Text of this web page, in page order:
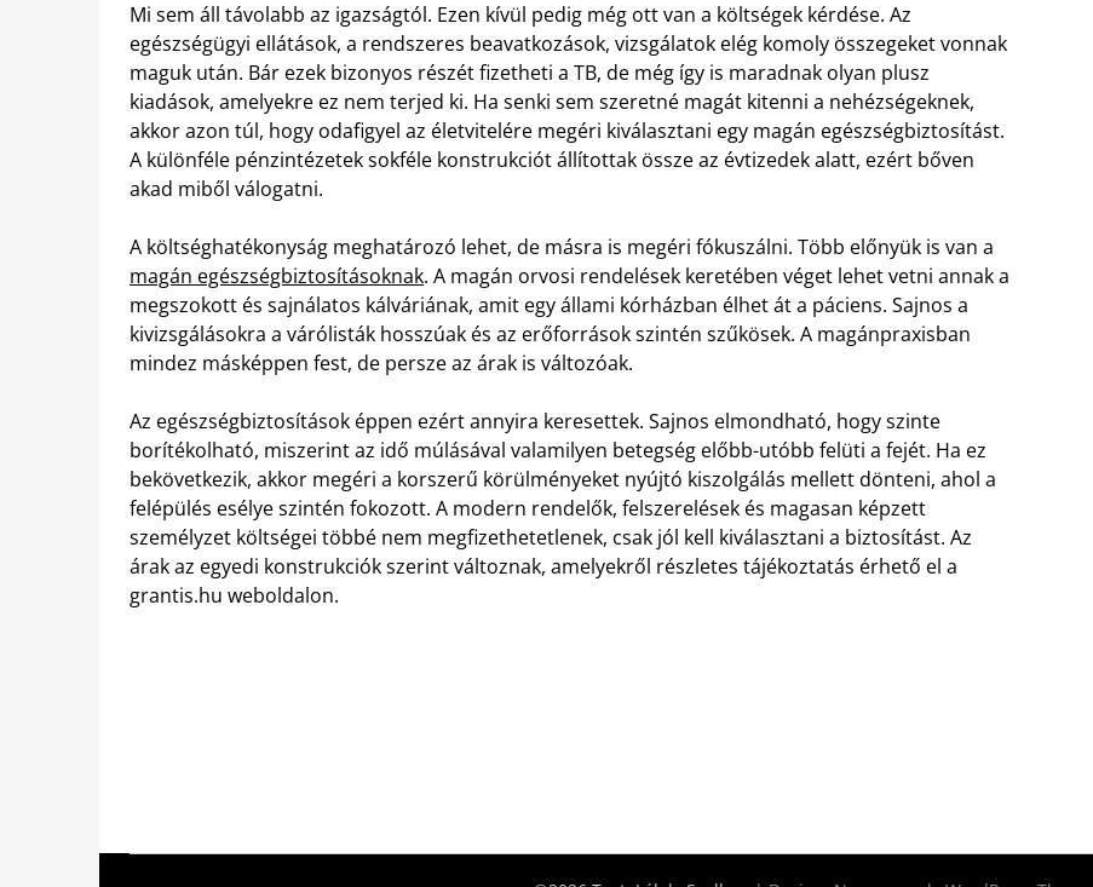
Mi sem áll távolabb az igazságtól. Ezen kívül pedig még ott van a költségek kérdése. Az
egészségügyi ellátások, a rendszeres beavatkozások, vizsgálatok elég komoly összegeket vonnak
maguk után. Bár ezek bizonyos részét fizetheti a TB, de még így is maradnak olyan plusz
kiadások, amelyekre ez nem terjed ki. Ha senki sem szeretné magát kitenni a nehézségeknek,
akkor azon túl, hogy odafigyel az életvitelére megéri kiválasztani egy magán egészségbiztosítást.
A különféle pénzintézetek sokféle konstrukciót állítottak össze az évtizedek alatt, ezért bőven
akad miből válogatni.
A költséghatékonyság meghatározó lehet, de másra is megéri fókuszálni. Több előnyük is van a
magán egészségbiztosításoknak. A magán orvosi rendelések keretében véget lehet vetni annak a
megszokott és sajnálatos kálváriának, amit egy állami kórházban élhet át a páciens. Sajnos a
kivizsgálásokra a várólisták hosszúak és az erőforrások szintén szűkösek. A magánpraxisban
mindez másképpen fest, de persze az árak is változóak.
Az egészségbiztosítások éppen ezért annyira keresettek. Sajnos elmondható, hogy szinte
borítékolható, miszerint az idő múlásával valamilyen betegség előbb-utóbb felüti a fejét. Ha ez
bekövetkezik, akkor megéri a korszerű körülményeket nyújtó kiszolgálás mellett dönteni, ahol a
felépülés esélye szintén fokozott. A modern rendelők, felszerelések és magasan képzett
személyzet költségei többé nem megfizethetetlenek, csak jól kell kiválasztani a biztosítást. Az
árak az egyedi konstrukciók szerint változnak, amelyekről részletes tájékoztatás érhető el a
grantis.hu weboldalon.